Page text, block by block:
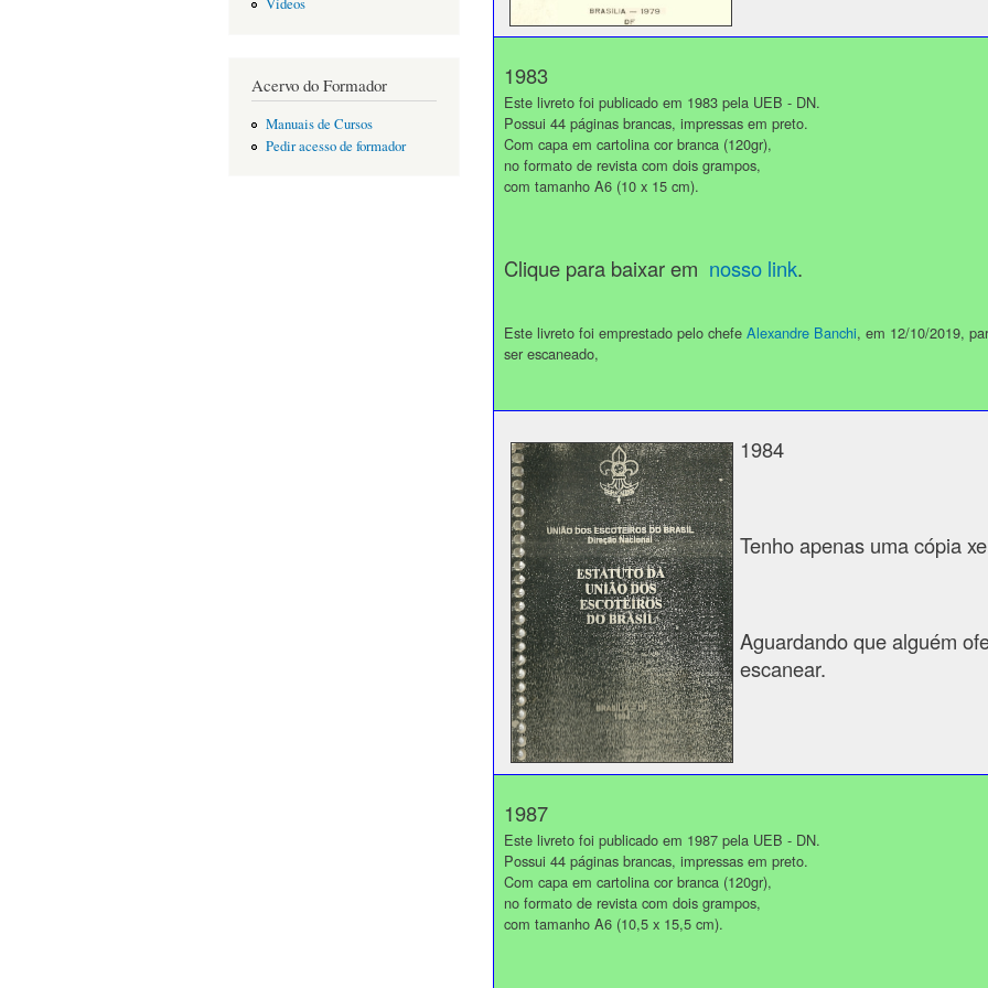
Vídeos
Acervo do Formador
Manuais de Cursos
Pedir acesso de formador
1983
Este livreto foi publicado em 1983 pela UEB - DN.
Possui 44 páginas brancas, impressas em preto.
Com capa em cartolina cor branca (120gr),
no formato de revista com dois grampos,
com tamanho A6 (10 x 15 cm).
Clique para baixar em nosso link.
Este livreto foi emprestado pelo chefe Alexandre Banchi, em 12/10/2019,
ser escaneado,
1984
Tenho apenas uma cópia
Aguardando que alguém
escanear.
1987
Este livreto foi publicado em 1987 pela UEB - DN.
Possui 44 páginas brancas, impressas em preto.
Com capa em cartolina cor branca (120gr),
no formato de revista com dois grampos,
com tamanho A6 (10,5 x 15,5 cm).